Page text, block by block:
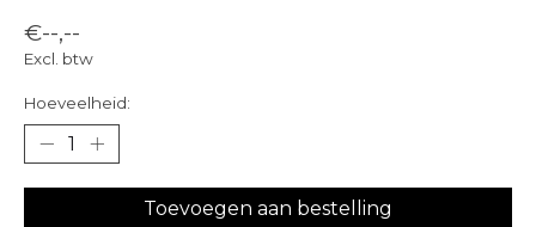
€--,--
Excl. btw
Hoeveelheid:
Toevoegen aan bestelling